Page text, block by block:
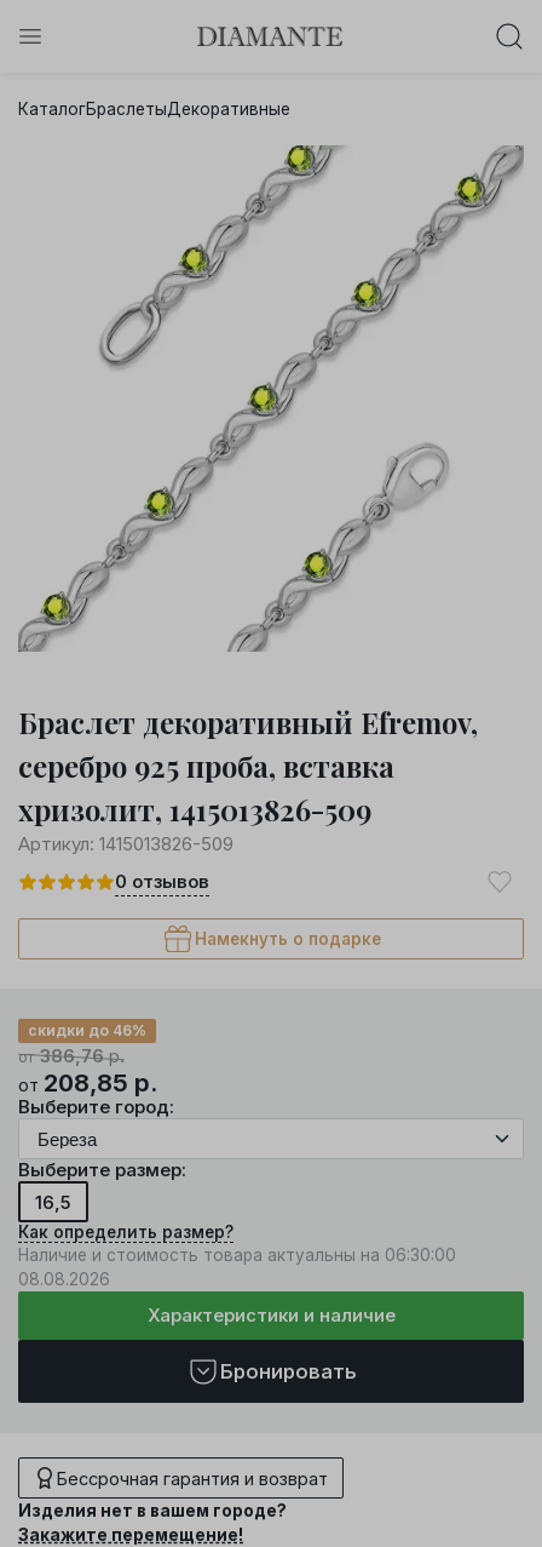
Осталось:
0
минут
Хочу!
КаталогБраслетыДекоративные
Браслет декоративный Efremov,
серебро 925 проба, вставка
хризолит, 1415013826-509
Артикул: 1415013826-509
0 отзывов
Намекнуть о подарке
от386,76р.
скидки до 46%
от 208,85 р.
Выберите город:
Выберите размер:
16,5
Как определить размер?
Наличие и стоимость товара актуальны на 06:30:00
08.08.2026
Характеристики и наличие
Бронировать
Бессрочная гарантия и возврат
Изделия нет в вашем городе?
Закажите перемещение!